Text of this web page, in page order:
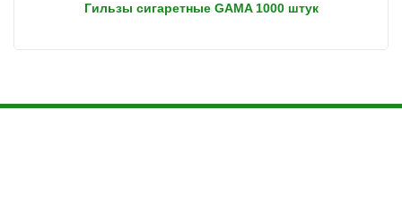
Гильзы сигаретные GAMA 1000 штук